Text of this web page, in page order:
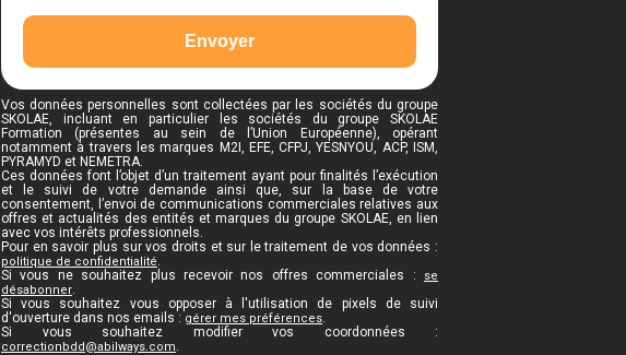
Envoyer
Vos données personnelles sont collectées par les sociétés du groupe
SKOLAE, incluant en particulier les sociétés du groupe SKOLAE
Formation (présentes au sein de l’Union Européenne), opérant
notamment à travers les marques M2I, EFE, CFPJ, YESNYOU, ACP, ISM,
PYRAMYD et NEMETRA.
Ces données font l’objet d’un traitement ayant pour finalités l’exécution
et le suivi de votre demande ainsi que, sur la base de votre
consentement, l’envoi de communications commerciales relatives aux
offres et actualités des entités et marques du groupe SKOLAE, en lien
avec vos intérêts professionnels.
Pour en savoir plus sur vos droits et sur le traitement de vos données :
politique de confidentialité
Si vous ne souhaitez plus recevoir nos offres commerciales :
se
désabonner
Si vous souhaitez vous opposer à l'utilisation de pixels de suivi
d'ouverture dans nos emails : gérer mes préférences
Si vous souhaitez modifier vos coordonnées :
correctionbdd@abilways.com